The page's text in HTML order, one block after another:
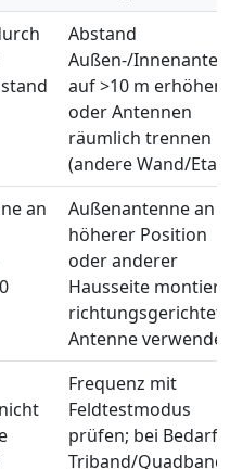
Abstand
Außen-/
auf >10 m erhöhen
oder Antennen
räumlich trennen
(andere Wand/
an
Außenantenne an
höherer Position
oder anderer
Hausseite
Antenne
Frequenz mit
Feldtestmodus
prüfen; bei Bedarf
Triband/Quadband-